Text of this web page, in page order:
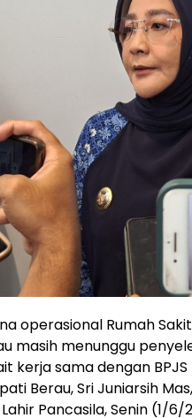
operasional Rumah
masih menunggu
kerja sama dengan
Berau, Sri Juniarsih
Pancasila, Senin (1/6/